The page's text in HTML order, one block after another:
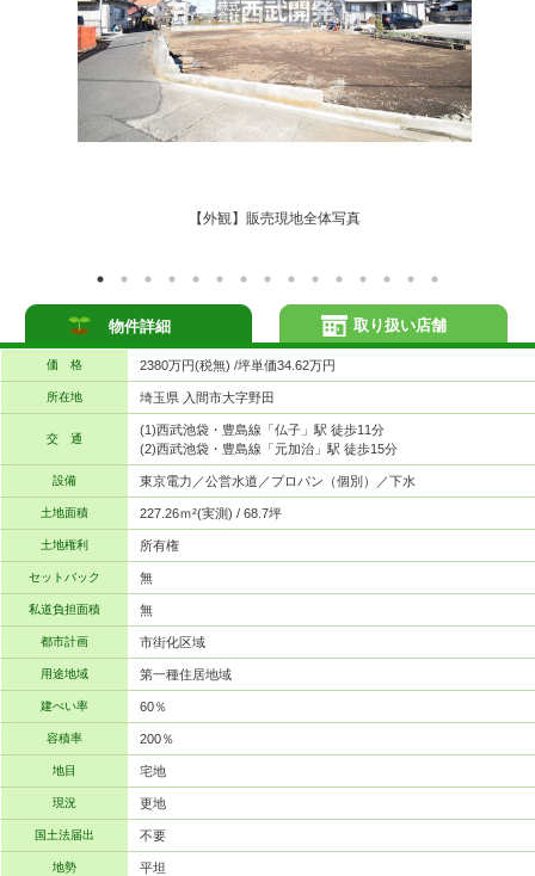
【外観】販売現地全体写真
物件詳細
価 格 2380万円(税無) /坪単価34.62万円
所在地 埼玉県 入間市大字野田
交 通
(1)西武池袋・豊島線「仏子」駅 徒歩11分
(2)西武池袋・豊島線「元加治」駅 徒歩15分
設備 東京電力／公営水道／プロパン（個別）／下水
土地面積 227.26ｍ²(実測) / 68.7坪
土地権利 所有権
セットバック 無
私道負担面積 無
都市計画 市街化区域
用途地域 第一種住居地域
建ぺい率 60％
容積率 200％
地目 宅地
現況 更地
国土法届出 不要
地勢 平坦
取り扱い店舗